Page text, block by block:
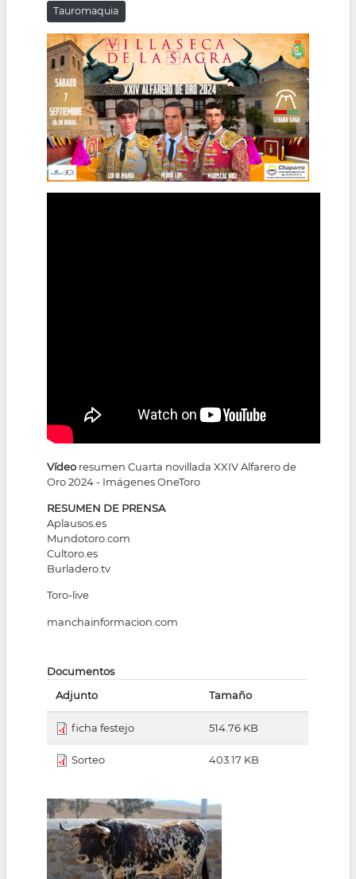
navegación
Tauromaquia
Vídeo resumen Cuarta novillada XXIV Alfarero de
Oro 2024 - Imágenes OneToro
RESUMEN DE PRENSA
Aplausos.es
Mundotoro.com
Cultoro.es
Burladero.tv
Toro-live
manchainformacion.com
Documentos
Adjunto
Tamaño
ficha festejo 514.76 KB
Sorteo 403.17 KB